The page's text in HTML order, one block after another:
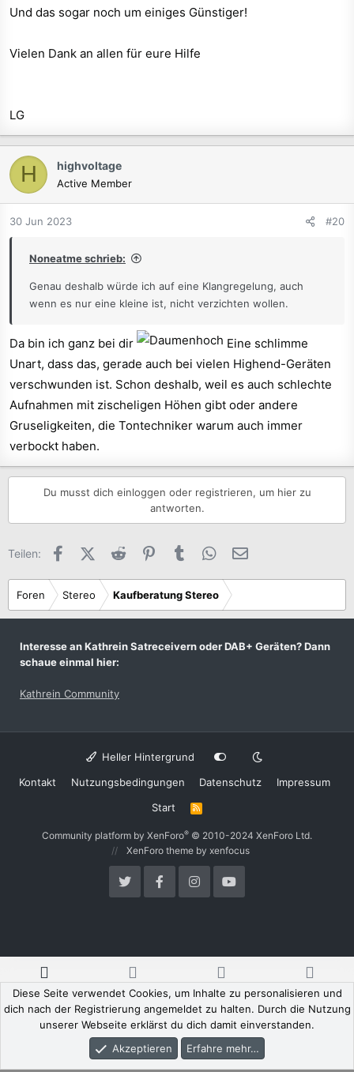
Und das sogar noch um einiges Günstiger!
Vielen Dank an allen für eure Hilfe
LG
H highvoltage
Active Member
30 Jun 2023 #20
Noneatme schrieb:
Genau deshalb würde ich auf eine Klangregelung, auch
wenn es nur eine kleine ist, nicht verzichten wollen.
Da bin ich ganz bei dir
Eine schlimme
Unart, dass das, gerade auch bei vielen Highend-Geräten
verschwunden ist. Schon deshalb, weil es auch schlechte
Aufnahmen mit zischeligen Höhen gibt oder andere
Gruseligkeiten, die Tontechniker warum auch immer
verbockt haben.
Du musst dich einloggen oder registrieren, um hier zu
antworten.
Teilen: FacebookX (Twitter)
Reddit PinterestTumblr WhatsApp
Foren Stereo Kaufberatung Stereo
Interesse an Kathrein Satreceivern oder DAB+ Geräten? Dann
schaue einmal hier:
Kathrein Community
Heller Hintergrund
Kontakt
Nutzungsbedingungen Datenschutz
Impressum
Start
R
S
Community platform by XenForo® © 2010-2024 XenForo Ltd.
XenForo themeby xenfocus
Foren Aktuelles Anmelden Registrieren
Diese Seite verwendet Cookies, um Inhalte zu personalisieren und
dich nach der Registrierung angemeldet zu halten. Durch die Nutzung
unserer Webseite erklärst du dich damit einverstanden.
Akzeptieren
Erfahre mehr…